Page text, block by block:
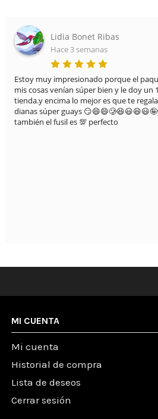
Maria del Carmen Ardila
Hace 3 meses
Destacar no sólo la calidad de la pistola,
que también el embalaje y el detalle de
piruleta. La recomiendo 100%
MI CUENTA
Mi cuenta
Historial de compra
Lista de deseos
Cerrar sesión